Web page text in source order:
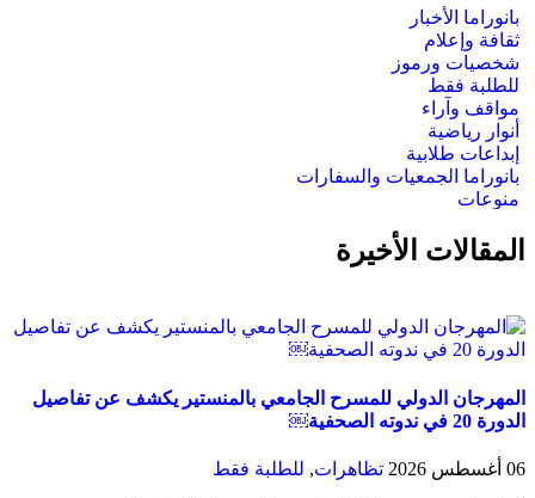
بانوراما الأخبار
ثقافة وإعلام
شخصيات ورموز
للطلبة فقط
مواقف وآراء
أنوار رياضية
إبداعات طلابية
بانوراما الجمعيات والسفارات
منوعات
المقالات الأخيرة
المهرجان الدولي للمسرح الجامعي بالمنستير يكشف عن تفاصيل
الدورة 20 في ندوته الصحفية￼
06 أغسطس 2026 تظاهرات, للطلبة فقط